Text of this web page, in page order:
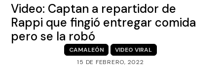
Video: Captan a repartidor de
Rappi que fingió entregar comida
pero se la robó
CAMALEÓN
VIDEO VIRAL
15 DE FEBRERO, 2022